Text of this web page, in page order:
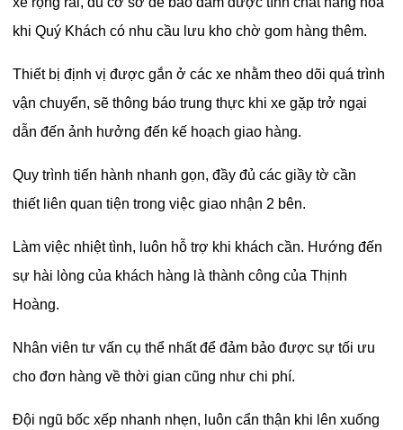
khi Quý Khách có nhu cầu lưu kho chờ gom hàng thêm.
Thiết bị định vị được gắn ở các xe nhằm theo dõi quá trình
vận chuyển, sẽ thông báo trung thực khi xe gặp trở ngại
dẫn đến ảnh hưởng đến kế hoạch giao hàng.
Quy trình tiến hành nhanh gọn, đầy đủ các giầy tờ cần
thiết liên quan tiện trong việc giao nhận 2 bên.
Làm việc nhiệt tình, luôn hỗ trợ khi khách cần. Hướng đến
sự hài lòng của khách hàng là thành công của Thịnh
Hoàng.
Nhân viên tư vấn cụ thể nhất để đảm bảo được sự tối ưu
cho đơn hàng về thời gian cũng như chi phí.
Đội ngũ bốc xếp nhanh nhẹn, luôn cẩn thận khi lên xuống